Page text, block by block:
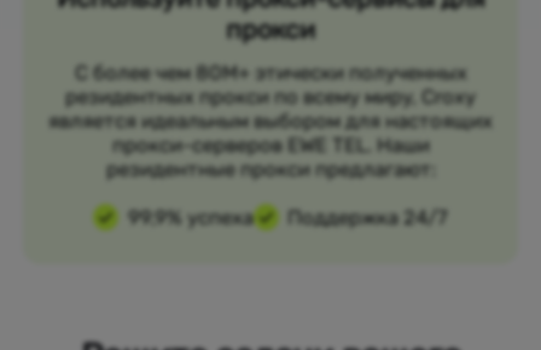
прокси
С более чем 80M+ этически полученных
резидентных прокси по всему миру, Croxy
является идеальным выбором для настоящих
прокси-серверов EWE TEL. Наши
резидентные прокси предлагают:
99,9% успеха
Поддержка 24/7